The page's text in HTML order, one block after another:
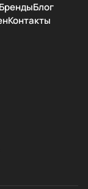
БрендыБлог
Контакты